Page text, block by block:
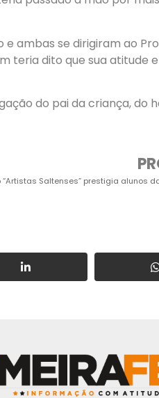
ambas se dirigiram ao
teria dito que sua atitude
do pai da criança, do